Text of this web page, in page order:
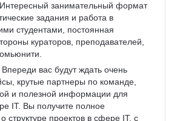
Интересный занимательный формат
задания и работа в
студентами, постоянная
кураторов, преподавателей,
Впереди вас будут ждать очень
крутые партнеры по команде,
и полезной информации для
IT. Вы получите полное
структуре проектов в сфере IT, с